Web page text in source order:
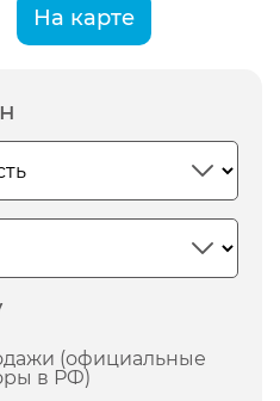
На карте
(официальные
в РФ)